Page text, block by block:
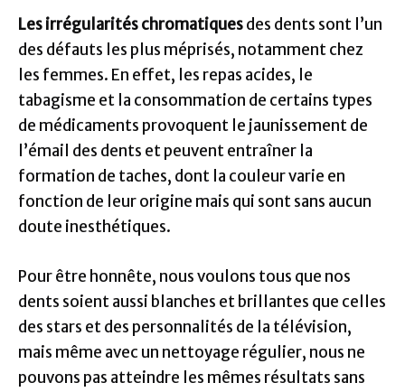
Les irrégularités chromatiquesdes dents sont l’un
des défauts les plus méprisés, notamment chez
les femmes. En effet, les repas acides, le
tabagisme et la consommation de certains types
de médicaments provoquent le jaunissement de
l’émail des dents et peuvent entraîner la
formation de taches, dont la couleur varie en
fonction de leur origine mais qui sont sans aucun
doute inesthétiques.
Pour être honnête, nous voulons tous que nos
dents soient aussi blanches et brillantes que celles
des stars et des personnalités de la télévision,
mais même avec un nettoyage régulier, nous ne
pouvons pas atteindre les mêmes résultats sans